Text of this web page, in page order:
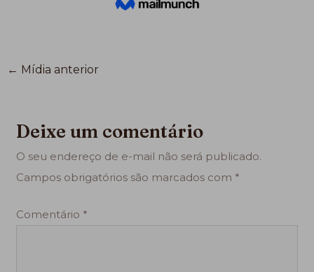
← Mídia anterior
Deixe um comentário
O seu endereço de e-mail não será publicado.
Campos obrigatórios são marcados com *
Comentário *